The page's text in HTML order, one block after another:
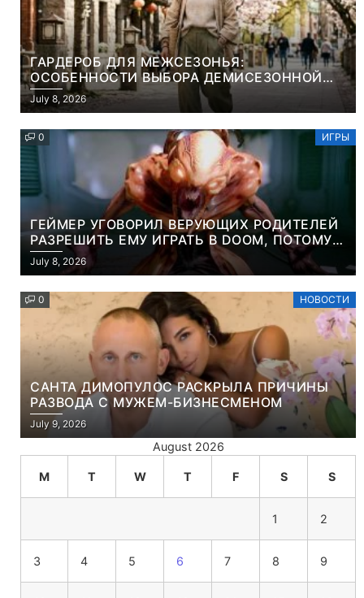
ГАРДЕРОБ ДЛЯ МЕЖСЕЗОНЬЯ:
ОСОБЕННОСТИ ВЫБОРА ДЕМИСЕЗОННОЙ
ПАРКИ И ЭЛЕГАНТНОГО ЖЕНСКОГО ПЛАЩА
July 8, 2026
0 ИГРЫ
ГЕЙМЕР УГОВОРИЛ ВЕРУЮЩИХ РОДИТЕЛЕЙ
РАЗРЕШИТЬ ЕМУ ИГРАТЬ В DOOM, ПОТОМУ
ЧТО ЭТО ХРИСТИАНСКАЯ ИГРА ПРО
УБИЙСТВО ДЕМОНОВ
July 8, 2026
0 НОВОСТИ
САНТА ДИМОПУЛОС РАСКРЫЛА ПРИЧИНЫ
РАЗВОДА С МУЖЕМ-БИЗНЕСМЕНОМ
July 9, 2026
August 2026
M T W T F S S
1 2
3 4 5 6 7 8 9